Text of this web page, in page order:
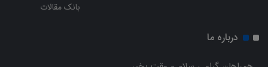
بانک مقالات
درباره ما